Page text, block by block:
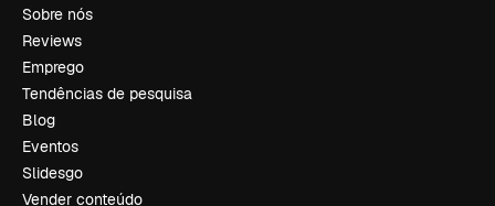
Sobre nós
Reviews
Emprego
Tendências de pesquisa
Blog
Eventos
Slidesgo
Vender conteúdo